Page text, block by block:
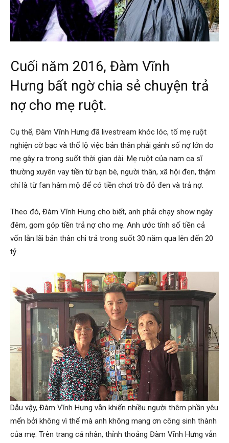
Cuối năm 2016, Đàm Vĩnh
Hưng bất ngờ chia sẻ chuyện trả
nợ cho mẹ ruột.
Cụ thể, Đàm Vĩnh Hưng đã livestream khóc lóc, tố mẹ ruột
nghiện cờ bạc và thổ lộ việc bản thân phải gánh số nợ lớn do
mẹ gây ra trong suốt thời gian dài. Mẹ ruột của nam ca sĩ
thường xuyên vay tiền từ bạn bè, người thân, xã hội đen, thậm
chí là từ fan hâm mộ để có tiền chơi trò đỏ đen và trả nợ.
Theo đó, Đàm Vĩnh Hưng cho biết, anh phải chạy show ngày
đêm, gom góp tiền trả nợ cho mẹ. Anh ước tính số tiền cả
vốn lẫn lãi bản thân chi trả trong suốt 30 năm qua lên đến 20
tỷ.
Dẫu vậy, Đàm Vĩnh Hưng vẫn khiến nhiều người thêm phần yêu
mến bởi không vì thế mà anh không mang ơn công sinh thành
của mẹ. Trên trang cá nhân, thỉnh thoảng Đàm Vĩnh Hưng vẫn